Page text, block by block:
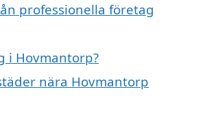
professionella företag
i Hovmantorp?
nära Hovmantorp